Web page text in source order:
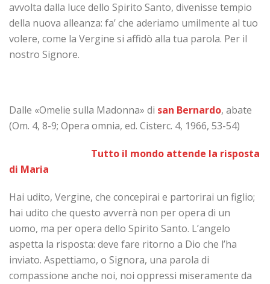
avvolta dalla luce dello Spirito Santo, divenisse tempio
della nuova alleanza: fa’ che aderiamo umilmente al tuo
volere, come la Vergine si affidò alla tua parola. Per il
nostro Signore.
Dalle «Omelie sulla Madonna» di san Bernardo, abate
(Om. 4, 8-9; Opera omnia, ed. Cisterc. 4, 1966, 53-54)
​ Tutto il mondo attende la risposta
di Maria
Hai udito, Vergine, che concepirai e partorirai un figlio;
hai udito che questo avverrà non per opera di un
uomo, ma per opera dello Spirito Santo. L’angelo
aspetta la risposta: deve fare ritorno a Dio che l’ha
inviato. Aspettiamo, o Signora, una parola di
compassione anche noi, noi oppressi miseramente da